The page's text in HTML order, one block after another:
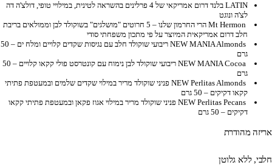
LATIN בלנד דרום אמריקאי של 4 פרלינים בהשראה לטינית, במילויי טופי, דולצ'ה דה
לצ'ה ונוגט
Mt Hermon הרי החרמון שלנו – 5 חרוטים "מושלגים" בשוקולד לבן וממולאים בריבת
חלב דרום אמריקאית המיוצר על פי מתכון משפחתי סודי
NEW MANIA Almonds ריבועי שוקולד חלב עם נגיסות שקדים קלויים ומלח ים – 50
גרם
NEW MANIA Cocoa ריבועי שוקולד לבן נימוח עם קונטרסט פולי קקאו קלויים – 50
גרם
NEW Perlitas Almonds פניני שוקולד מריר במילוי שקדים שלמים ובמעטפת פתיתי
קקאו דקיקים – 50 גרם
NEW Perlitas Pecans פניני שוקולד מריר במילוי אגוז פקאן ובמעטפת פתיתי קקאו
דקיקים – 50 גרם
אריזה מהודרת
חלבי, ללא גלוטן